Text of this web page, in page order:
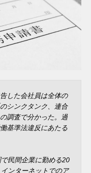
した会社員は全体の
シンクタンク、連合
調査で分かった。過
基準法違反にあたる
民間企業に勤める20
ンターネットでのア